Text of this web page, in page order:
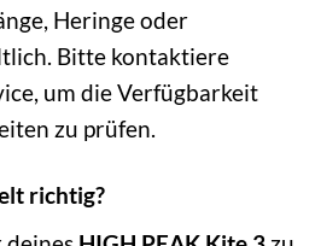
Heringe oder
Bitte kontaktiere
um die Verfügbarkeit
zu prüfen.
richtig?